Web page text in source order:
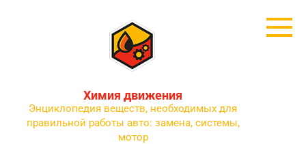
Химия движения
Энциклопедия веществ, необходимых для
правильной работы авто: замена, системы,
мотор